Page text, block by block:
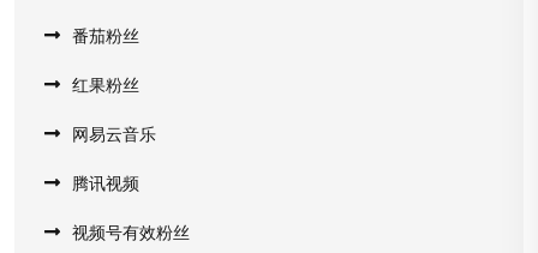
番茄粉丝
红果粉丝
网易云音乐
腾讯视频
视频号有效粉丝